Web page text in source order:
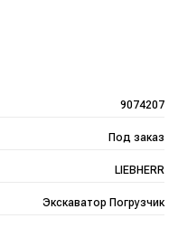
9074207
Под заказ
LIEBHERR
Экскаватор Погрузчик